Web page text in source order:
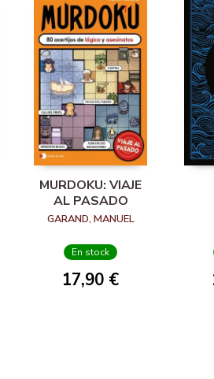
MURDOKU: VIAJE
AL PASADO
GARAND, MANUEL
En stock
17,90 €